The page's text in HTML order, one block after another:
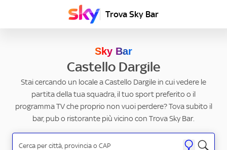
Trova Sky Bar
Sky Bar
Castello Dargile
Stai cercando un locale a Castello Dargile in cui vedere le
partita della tua squadra, il tuo sport preferito o il
programma TV che proprio non vuoi perdere? Tova subito il
bar, pub o ristorante più vicino con Trova Sky Bar.